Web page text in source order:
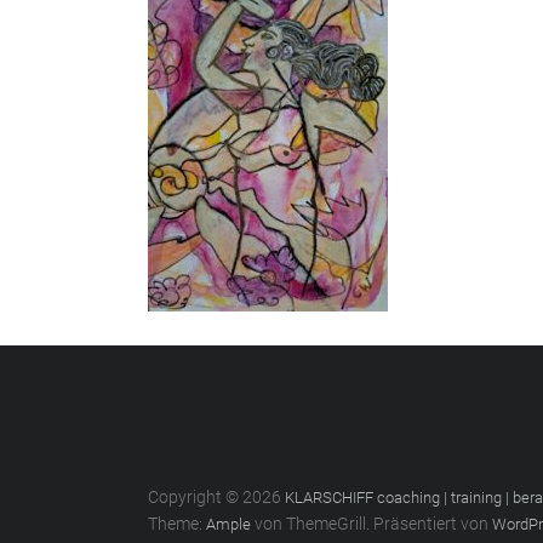
Copyright © 2026 KLARSCHIFF coaching | training |
Theme: Ample von ThemeGrill. Präsentiert von